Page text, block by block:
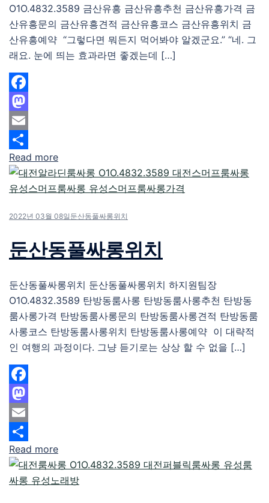
O1O.4832.3589 금산유흥 금산유흥추천 금산유흥가격 금
산유흥문의 금산유흥견적 금산유흥코스 금산유흥위치 금
산유흥예약 “그렇다면 뭐든지 먹어봐야 알겠군요.” “네. 그
래요. 눈에 띄는 효과라면 좋겠는데 […]
Facebook
Mastodon
Email
Share
Read more
2022년 03월 08일 둔산동풀싸롱위치
둔산동풀싸롱위치
둔산동풀싸롱위치 둔산동풀싸롱위치 하지원팀장
O1O.4832.3589 탄방동룸사롱 탄방동룸사롱추천 탄방동
룸사롱가격 탄방동룸사롱문의 탄방동룸사롱견적 탄방동룸
사롱코스 탄방동룸사롱위치 탄방동룸사롱예약 이 대략적
인 여행의 과정이다. 그냥 듣기로는 상상 할 수 없을 […]
Facebook
Mastodon
Email
Share
Read more